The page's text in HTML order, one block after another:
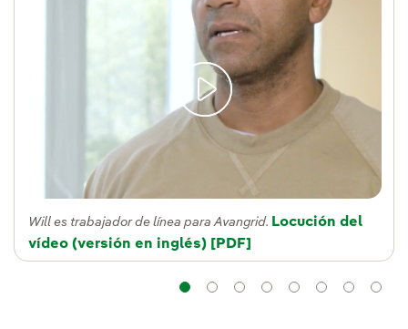
Will es trabajador de línea para Avangrid. Locución del
vídeo (versión en inglés) Enlace externo, se abre en
[PDF]
Navegación
Navegación
Navegación
Navegación
Navegación